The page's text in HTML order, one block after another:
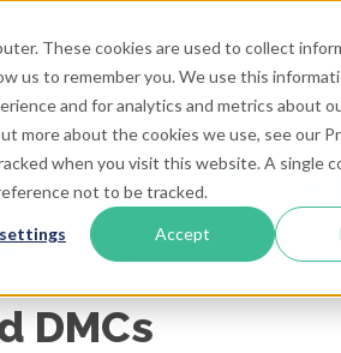
These cookies are used to collect
us to remember you. We use this
and for analytics and metrics about
more about the cookies we use, see our
when you visit this website. A single
not to be tracked.
Accept
DMCs